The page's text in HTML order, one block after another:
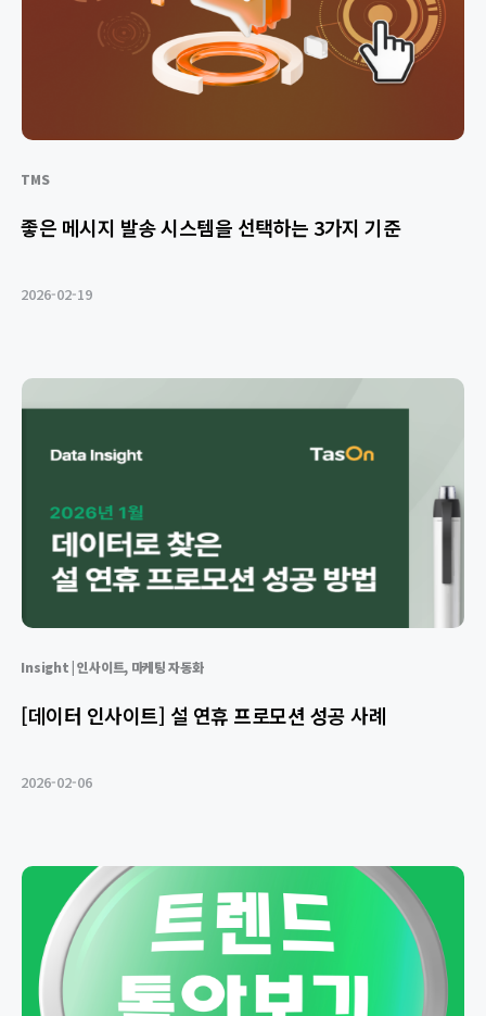
TMS
좋은 메시지 발송 시스템을 선택하는 3가지 기준
2026-02-19
Insight | 인사이트, 마케팅 자동화
[데이터 인사이트] 설 연휴 프로모션 성공 사례
2026-02-06